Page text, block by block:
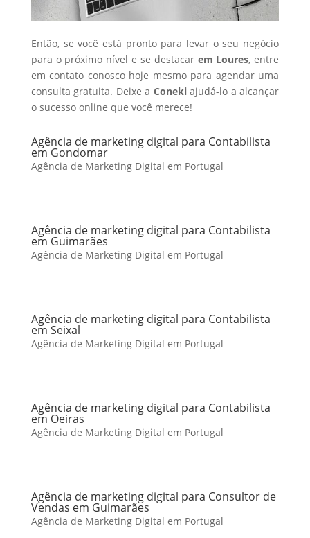
Então, se você está pronto para levar o seu negócio
para o próximo nível e se destacar em Loures, entre
em contato conosco hoje mesmo para agendar uma
consulta gratuita. Deixe a Conekiajudá-lo a alcançar
o sucesso online que você merece!
Agência de marketing digital para Contabilista
em Gondomar
Agência de Marketing Digital em Portugal
Agência de marketing digital para Contabilista
em Guimarães
Agência de Marketing Digital em Portugal
Agência de marketing digital para Contabilista
em Seixal
Agência de Marketing Digital em Portugal
Agência de marketing digital para Contabilista
em Oeiras
Agência de Marketing Digital em Portugal
Agência de marketing digital para Consultor de
Vendas em Guimarães
Agência de Marketing Digital em Portugal